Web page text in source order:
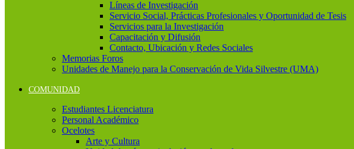
Líneas de Investigación
Servicio Social, Prácticas Profesionales y Oportunidad de Tesis
Servicios para la Investigación
Capacitación y Difusión
Contacto, Ubicación y Redes Sociales
Memorias Foros
Unidades de Manejo para la Conservación de Vida Silvestre (UMA)
COMUNIDAD
Estudiantes Licenciatura
Personal Académico
Ocelotes
Arte y Cultura